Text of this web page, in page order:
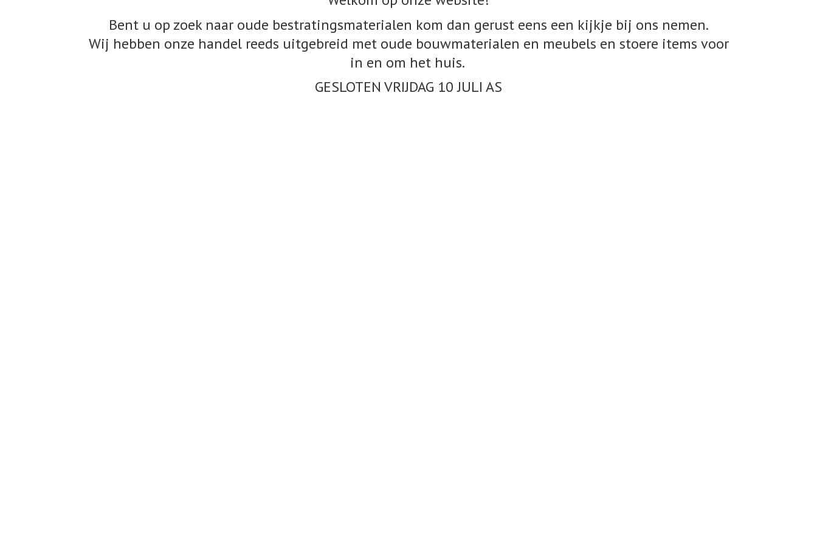
Bent u op zoek naar oude bestratingsmaterialen kom dan gerust eens een kijkje bij ons nemen.
Wij hebben onze handel reeds uitgebreid met oude bouwmaterialen en meubels en stoere items voor
in en om het huis.
GESLOTEN VRIJDAG 10JULI AS